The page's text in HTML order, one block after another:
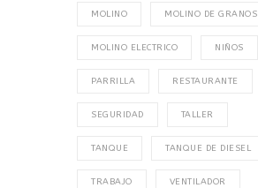
MOLINO MOLINO DE GRANOS
MOLINO ELECTRICO NIÑOS
PARRILLA RESTAURANTE
SEGURIDAD TALLER
TANQUE TANQUE DE DIESEL
TRABAJO VENTILADOR